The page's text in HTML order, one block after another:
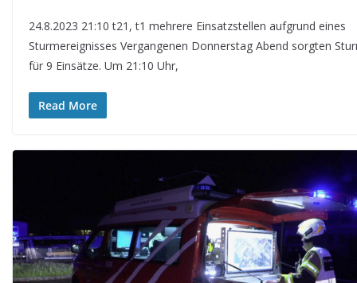
24.8.2023 21:10 t21, t1 mehrere Einsatzstellen aufgrund eines
Sturmereignisses Vergangenen Donnerstag Abend sorgten
für 9 Einsätze. Um 21:10 Uhr,
Read More